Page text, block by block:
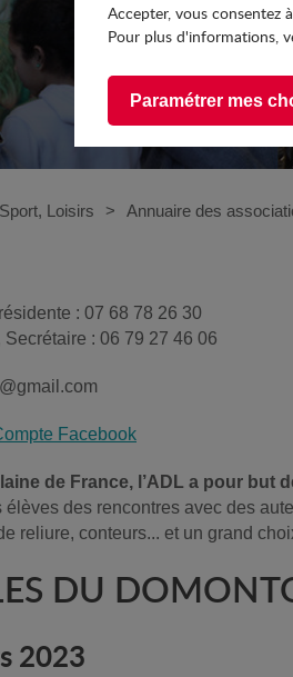
Accepter, vous consentez
Pour plus d'informations,
Paramétrer mes
Loisirs Annuaire des
: 07 68 78 26 30
: 06 79 27 46 06
Facebook
de France, l’ADL a pour but
élèves des rencontres avec des
reliure, conteurs... et un grand
DU
2023